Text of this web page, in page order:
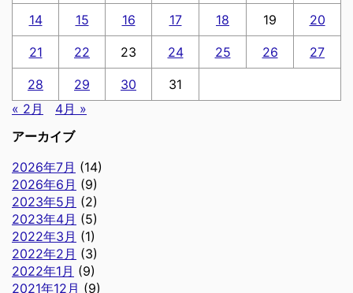
14 15 16 17 18 19 20
21 22 23 24 25 26 27
28 29 30
31
« 2月
4月 »
アーカイブ
2026年7月 (14)
2026年6月 (9)
2023年5月 (2)
2023年4月 (5)
2022年3月 (1)
2022年2月 (3)
2022年1月 (9)
2021年12月 (9)